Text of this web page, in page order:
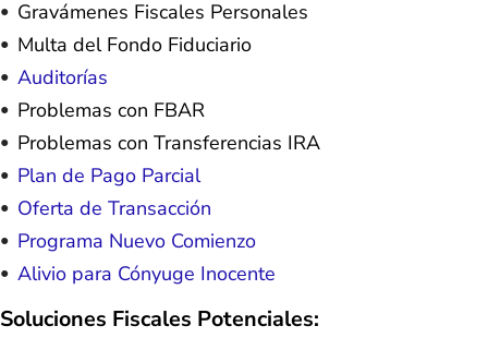
Gravámenes Fiscales Personales
Multa del Fondo Fiduciario
Auditorías
Problemas con FBAR
Problemas con Transferencias IRA
Plan de Pago Parcial
Oferta de Transacción
Programa Nuevo Comienzo
Alivio para Cónyuge Inocente
Soluciones Fiscales Potenciales: